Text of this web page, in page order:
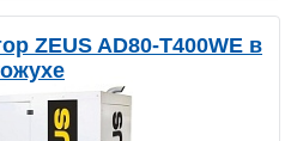
ZEUS AD80-T400WE в